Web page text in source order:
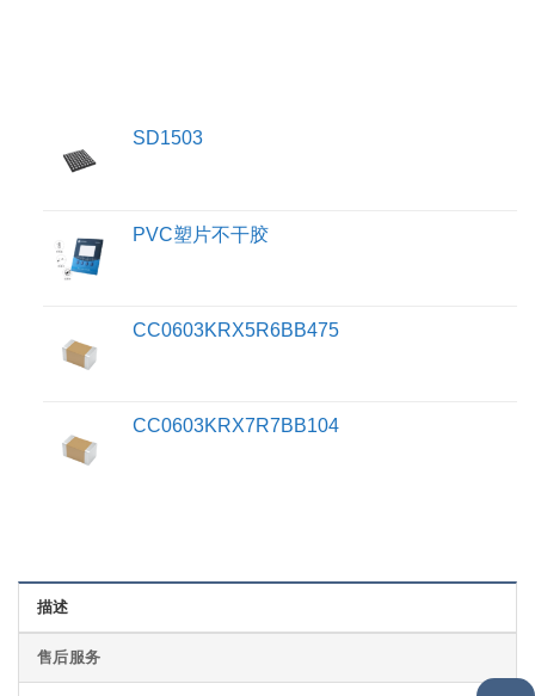
SD1503
PVC塑片不干胶
CC0603KRX5R6BB475
CC0603KRX7R7BB104
描述
售后服务